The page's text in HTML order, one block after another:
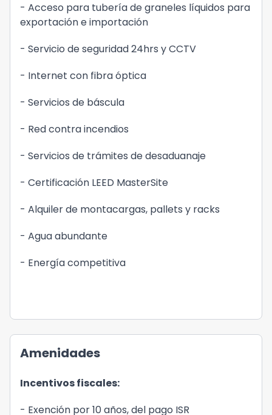
- Acceso para tubería de graneles líquidos para
exportación e importación
- Servicio de seguridad 24hrs y CCTV
- Internet con fibra óptica
- Servicios de báscula
- Red contra incendios
- Servicios de trámites de desaduanaje
- Certificación LEED MasterSite
- Alquiler de montacargas, pallets y racks
- Agua abundante
- Energía competitiva
Amenidades
Incentivos fiscales:
- Exención por 10 años, del pago ISR